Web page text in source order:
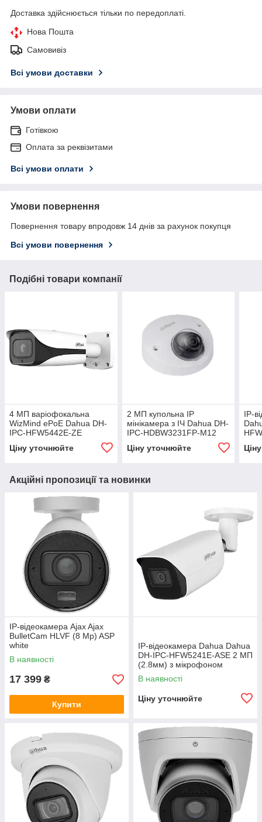
Доставка здійснюється тільки по передоплаті.
Нова Пошта
Самовивіз
Всі умови доставки
Умови оплати
Готівкою
Оплата за реквізитами
Всі умови оплати
Умови повернення
Повернення товару впродовж 14 днів за рахунок покупця
Всі умови повернення
Подібні товари компанії
4 МП варіофокальна
WizMind ePoE Dahua DH-
IPC-HFW5442E-ZE
Ціну уточнюйте
2 МП купольна IP
мінікамера з ІЧ Dahua DH-
IPC-HDBW3231FP-M12
Ціну уточнюйте
IP-
Акційні пропозиції та новинки
IP-відеокамера Ajax Ajax
BulletCam HLVF (8 Mp) ASP
white
В наявності
17 399 ₴
Купити
IP-відеокамера Dahua Dahua
DH-IPC-HFW5241E-ASE 2 МП
(2.8мм) з мікрофоном
В наявності
Ціну уточнюйте